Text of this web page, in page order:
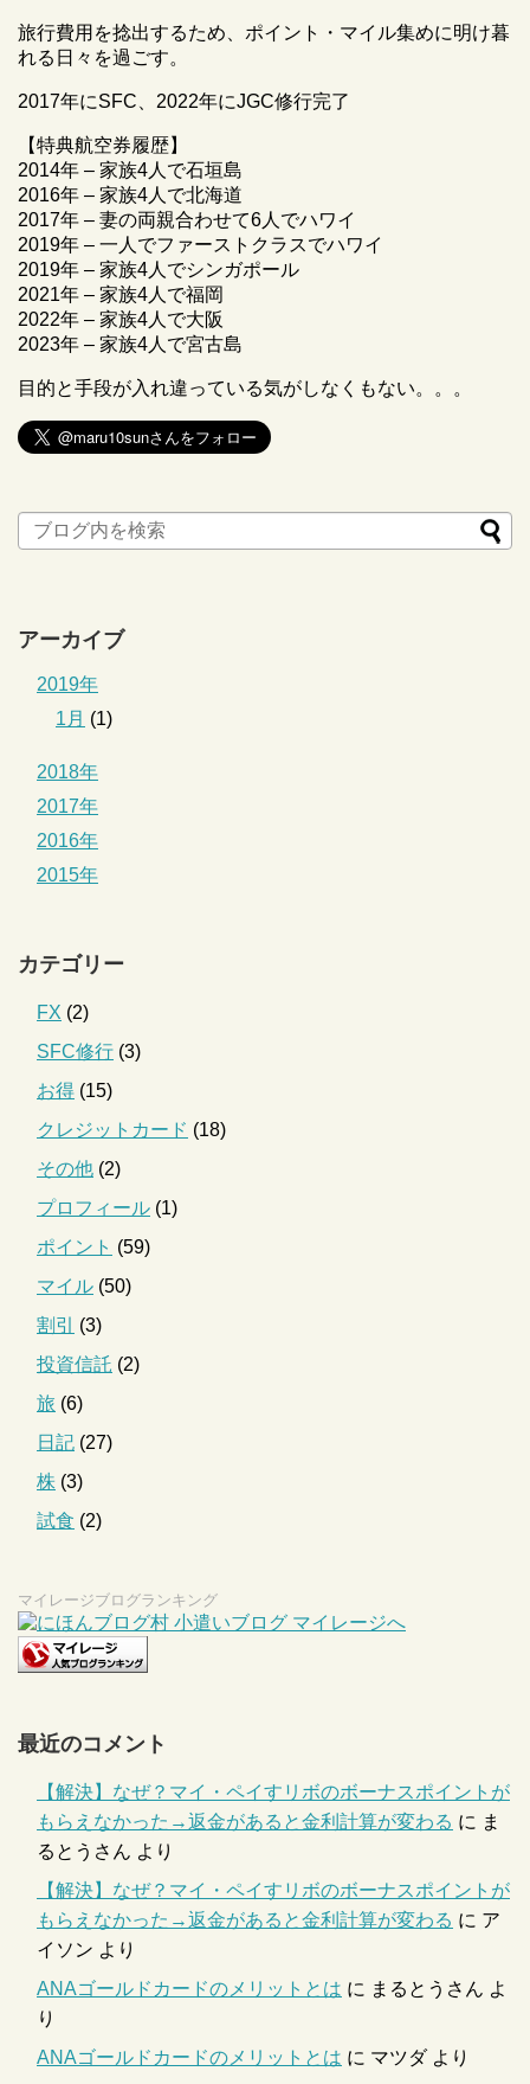
旅行費用を捻出するため、ポイント・マイル集めに明け暮
れる日々を過ごす。
2017年にSFC、2022年にJGC修行完了
【特典航空券履歴】
2014年 – 家族4人で石垣島
2016年 – 家族4人で北海道
2017年 – 妻の両親合わせて6人でハワイ
2019年 – 一人でファーストクラスでハワイ
2019年 – 家族4人でシンガポール
2021年 – 家族4人で福岡
2022年 – 家族4人で大阪
2023年 – 家族4人で宮古島
目的と手段が入れ違っている気がしなくもない。。。
アーカイブ
2019年
1月 (1)
2018年
2017年
2016年
2015年
カテゴリー
FX (2)
SFC修行 (3)
お得 (15)
クレジットカード (18)
その他 (2)
プロフィール (1)
ポイント (59)
マイル (50)
割引
(3)
投資信託 (2)
旅 (6)
日記 (27)
株 (3)
試食 (2)
マイレージブログランキング
最近のコメント
【解決】なぜ？マイ・ペイすリボのボーナスポイントが
もらえなかった→返金があると金利計算が変わる に ま
るとうさん より
【解決】なぜ？マイ・ペイすリボのボーナスポイントが
もらえなかった→返金があると金利計算が変わる に ア
イソン より
ANAゴールドカードのメリットとは に まるとうさん よ
り
ANAゴールドカードのメリットとは に マツダより